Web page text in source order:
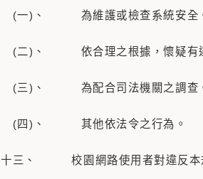
(一)、 為維護或檢查系統安全
(二)、 依合理之根據，懷疑有違
(三)、 為配合司法機關之調查
(四)、 其他依法令之行為。
十三、 校園網路使用者對違反本規